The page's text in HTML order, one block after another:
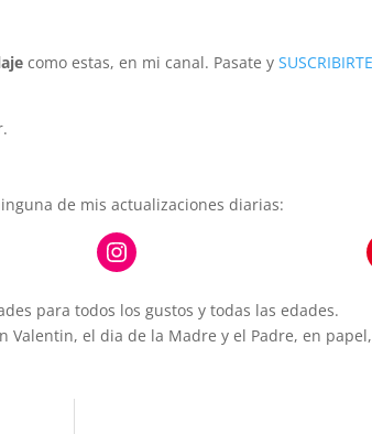
como estas, en mi canal. Pasate y
de mis actualizaciones diarias:
Instagram
para todos los gustos y todas las edades.
Valentin, el dia de la Madre y el Padre, en papel,